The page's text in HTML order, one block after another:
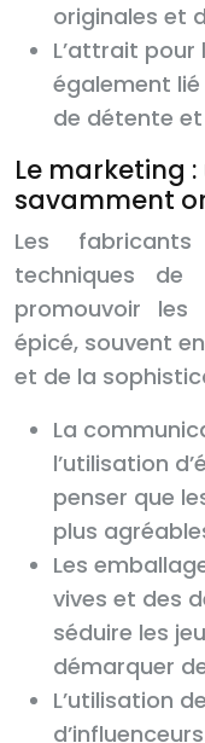
originales et
L’attrait pour
également
de détente
Le marketing
savamment
Les
techniques de
promouvoir
épicé, souvent
et de la
La
l’utilisation
penser que
plus
Les
vives et des
séduire les
démarquer
L’utilisation